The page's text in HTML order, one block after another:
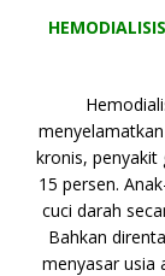
kronis, penyakit
15 persen.
cuci darah
Bahkan
menyasar usia